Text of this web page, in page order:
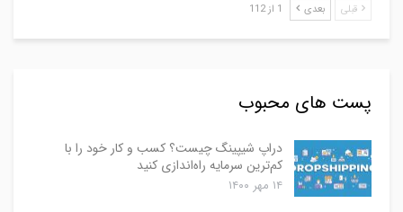
قبلی بعدی 1 از 112
پست های محبوب
دراپ شیپینگ چیست؟ کسب و کار خود را با
کم‌ترین سرمایه راه‌اندازی کنید
۱۴ مهر ۱۴۰۰